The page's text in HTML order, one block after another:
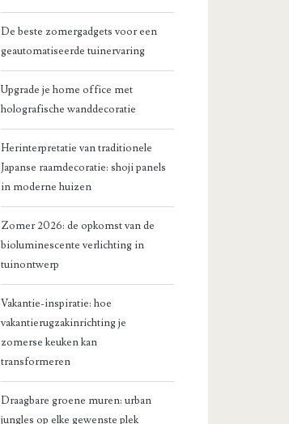
De beste zomergadgets voor een
geautomatiseerde tuinervaring
Upgrade je home office met
holografische wanddecoratie
Herinterpretatie van traditionele
Japanse raamdecoratie: shoji panels
in moderne huizen
Zomer 2026: de opkomst van de
bioluminescente verlichting in
tuinontwerp
Vakantie-inspiratie: hoe
vakantierugzakinrichting je
zomerse keuken kan
transformeren
Draagbare groene muren: urban
jungles op elke gewenste plek